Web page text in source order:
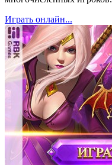
Играть онлайн...